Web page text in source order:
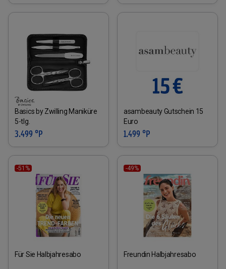
Basics by Zwilling Maniküre
5-tlg.
3.499 °P
asambeauty Gutschein 15
Euro
1.499 °P
-51%
Für Sie Halbjahresabo
-49%
Freundin Halbjahresabo